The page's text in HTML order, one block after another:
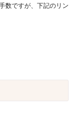
数ですが、下記のリン